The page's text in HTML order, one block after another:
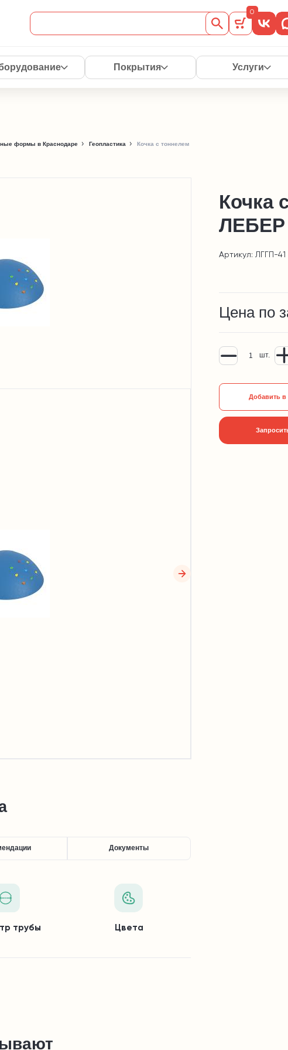
0
Покрытия Услуги
формы в Краснодаре Геопластика Кочка с тоннелем
Кочка
ЛЕБЕР
Артикул: ЛГГП-41
Цена по
шт.
Добавить в
Документы
трубы Цвета